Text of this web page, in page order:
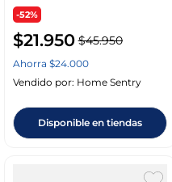
-52%
$21.950 $45.950
Ahorra $24.000
Vendido por: Home Sentry
Disponible en tiendas